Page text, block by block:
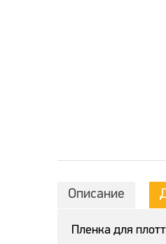
Описание
Пленка для